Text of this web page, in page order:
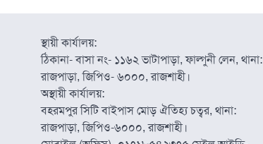
স্থায়ী কার্যালয়:
ঠিকানা- বাসা নং- ১১৬২ ভাটাপাড়া, ফাল্গুনী লেন, থানা:
রাজপাড়া, জিপিও- ৬০০০, রাজশাহী।
অস্থায়ী কার্যালয়:
বহরমপুর সিটি বাইপাস মোড় ঐতিহ্য চত্বর, থানা:
রাজপাড়া, জিপিও-৬০০০, রাজশাহী।